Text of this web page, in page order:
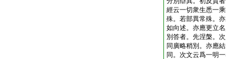
經云一切衆生悉一
殊。若部異常殊。
如向述。亦應更立
別答者。先涅槃。
同廣略稍別。亦應
同。次文云爲一明